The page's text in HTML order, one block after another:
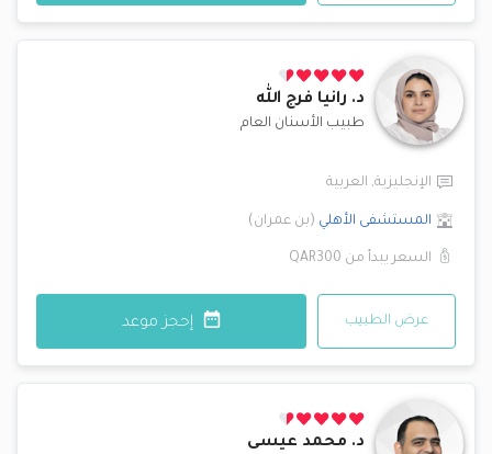
د. رانيا فرج الله
طبيب الأسنان العام
الإنجليزية, العربية
المستشفى الأهلي (بن عمران)
السعر يبدأ من QAR300
عرض الطبيب إحجز موعد
د. محمد عيسى